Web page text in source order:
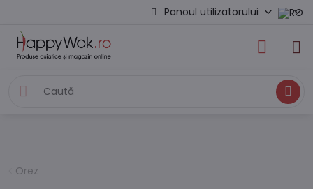
Panoul utilizatorului
Caută
Orez